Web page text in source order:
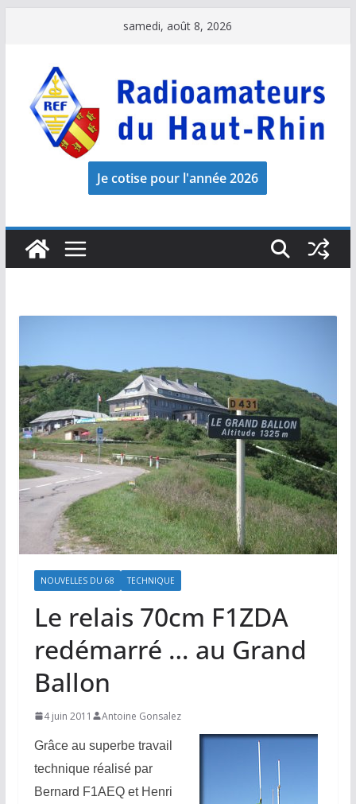
contenu
samedi, août 8, 2026
NOUVELLES DU 68 TECHNIQUE
Le relais 70cm F1ZDA
redémarré … au Grand
Ballon
4 juin 2011 Antoine Gonsalez
Grâce au superbe travail
technique réalisé par
Bernard F1AEQ et Henri